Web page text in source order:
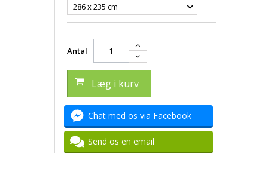
286 x 235 cm
Antal
Læg i kurv
Chat med os via Facebook
Send os en email